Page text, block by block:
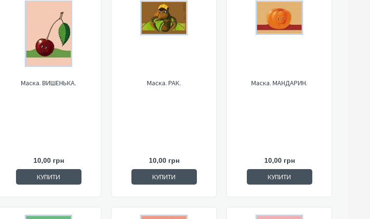
Маска. ВИШЕНЬКА.
10,00 грн
КУПИТИ
Маска. РАК.
10,00 грн
КУПИТИ
Маска. МАНДАРИН.
10,00 грн
КУПИТИ